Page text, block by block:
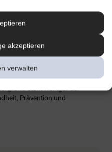
akzeptieren
verwalten
hier ist anders. Kern des
ein Smartphone-basierter
Intelligenz (KI) werden
bei Bewegungsabläufen
Übungen – etwa zu Kraft,
leicht und dauerhaft in den
Prävention und